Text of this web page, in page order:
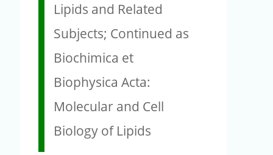
Lipids and Related
Subjects; Continued as
Biochimica et
Biophysica Acta:
Molecular and Cell
Biology of Lipids